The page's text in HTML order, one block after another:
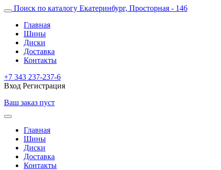
Поиск по каталогу Екатеринбург, Просторная - 146
Главная
Шины
Диски
Доставка
Контакты
+7 343 237-237-6
Вход Регистрация
Ваш заказ пуст
Главная
Шины
Диски
Доставка
Контакты